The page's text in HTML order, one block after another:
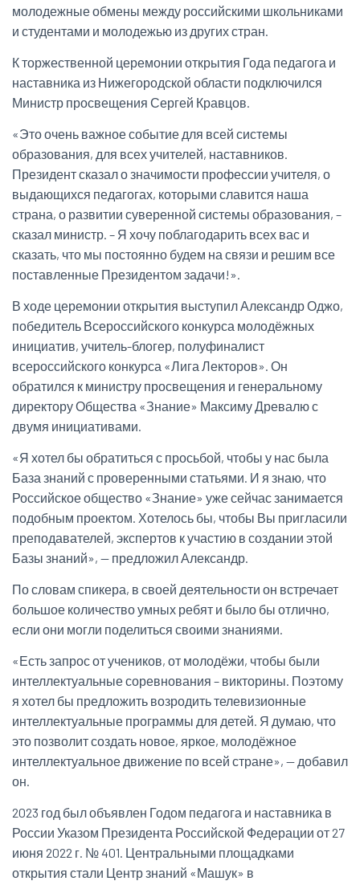
молодежные обмены между российскими школьниками
и студентами и молодежью из других стран.
К торжественной церемонии открытия Года педагога и
наставника из Нижегородской области подключился
Министр просвещения Сергей Кравцов.
«Это очень важное событие для всей системы
образования, для всех учителей, наставников.
Президент сказал о значимости профессии учителя, о
выдающихся педагогах, которыми славится наша
страна, о развитии суверенной системы образования, –
сказал министр. – Я хочу поблагодарить всех вас и
сказать, что мы постоянно будем на связи и решим все
поставленные Президентом задачи!».
В ходе церемонии открытия выступил Александр Оджо,
победитель Всероссийского конкурса молодёжных
инициатив, учитель-блогер, полуфиналист
всероссийского конкурса «Лига Лекторов». Он
обратился к министру просвещения и генеральному
директору Общества «Знание» Максиму Древалю с
двумя инициативами.
«Я хотел бы обратиться с просьбой, чтобы у нас была
База знаний с проверенными статьями. И я знаю, что
Российское общество «Знание» уже сейчас занимается
подобным проектом. Хотелось бы, чтобы Вы пригласили
преподавателей, экспертов к участию в создании этой
Базы знаний», — предложил Александр.
По словам спикера, в своей деятельности он встречает
большое количество умных ребят и было бы отлично,
если они могли поделиться своими знаниями.
«Есть запрос от учеников, от молодёжи, чтобы были
интеллектуальные соревнования – викторины. Поэтому
я хотел бы предложить возродить телевизионные
интеллектуальные программы для детей. Я думаю, что
это позволит создать новое, яркое, молодёжное
интеллектуальное движение по всей стране», — добавил
он.
2023 год был объявлен Годом педагога и наставника в
России Указом Президента Российской Федерации от 27
июня 2022 г. № 401. Центральными площадками
открытия стали Центр знаний «Машук» в